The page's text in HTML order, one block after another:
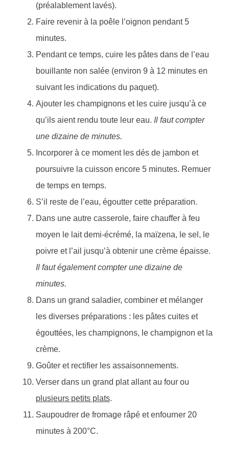
(préalablement lavés).
Faire revenir à la poêle l’oignon pendant 5
minutes.
Pendant ce temps, cuire les pâtes dans de l’eau
bouillante non salée (environ 9 à 12 minutes en
suivant les indications du paquet).
Ajouter les champignons et les cuire jusqu’à ce
qu’ils aient rendu toute leur eau. Il faut compter
une dizaine de minutes.
Incorporer à ce moment les dés de jambon et
poursuivre la cuisson encore 5 minutes. Remuer
de temps en temps.
S’il reste de l’eau, égoutter cette préparation.
Dans une autre casserole, faire chauffer à feu
moyen le lait demi-écrémé, la maïzena, le sel, le
poivre et l’ail jusqu’à obtenir une crème épaisse.
Il faut également compter une dizaine de
minutes.
Dans un grand saladier, combiner et mélanger
les diverses préparations : les pâtes cuites et
égouttées, les champignons, le champignon et la
crème.
Goûter et rectifier les assaisonnements.
Verser dans un grand plat allant au four ou
plusieurs petits plats.
Saupoudrer de fromage râpé et enfourner 20
minutes à 200°C.